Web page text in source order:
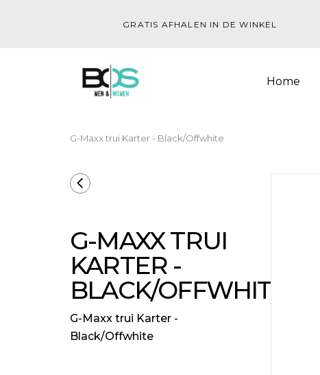
GRATIS AFHALEN IN DE WINKEL
Home
G-Maxx trui Karter - Black/Offwhite
G-MAXX TRUI
KARTER -
BLACK/OFFWHITE
G-Maxx trui Karter -
Black/Offwhite